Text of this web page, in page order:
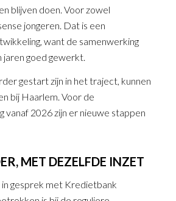
blijven doen. Voor zowel
jongeren. Dat is een
want de samenwerking
goed gewerkt.
gestart zijn in het traject, kunnen
bij Haarlem. Voor de
vanaf 2026 zijn er nieuwe stappen
MET DEZELFDE INZET
in gesprek met Kredietbank